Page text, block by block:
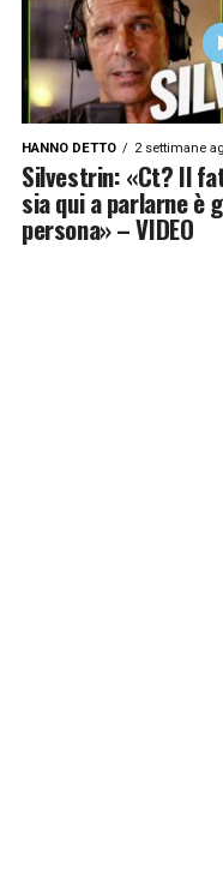
HANNO DETTO 2 settimane
Silvestrin: «Ct? Il
sia qui a parlarne è
persona» – VIDEO